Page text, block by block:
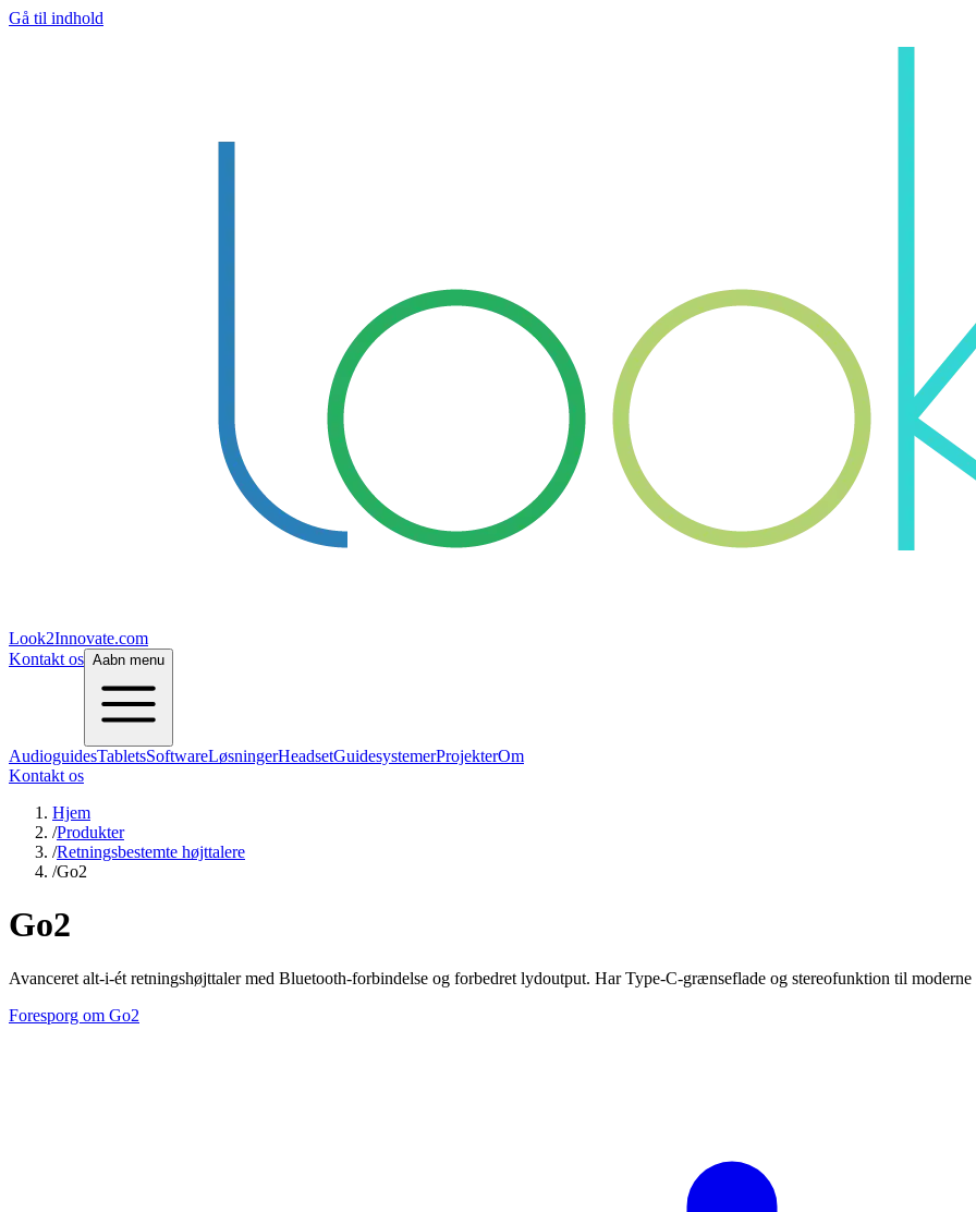
Gå til indhold
Look2Innovate.com
Kontakt os Aabn menu
AudioguidesTabletsSoftwareLøsningerHeadsetGuidesystemerProjekterOm
Kontakt os
Hjem
/Produkter
/Retningsbestemte højttalere
/Go2
Go2
Avanceret alt-i-ét retningshøjttaler med Bluetooth-forbindelse og forbedret lydoutput. Har Type-C-grænseflade og stereofunktion til moderne
Foresporg om Go2